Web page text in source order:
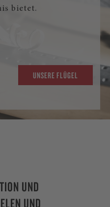
bietet.
UNSERE FLÜGEL
UND
UND